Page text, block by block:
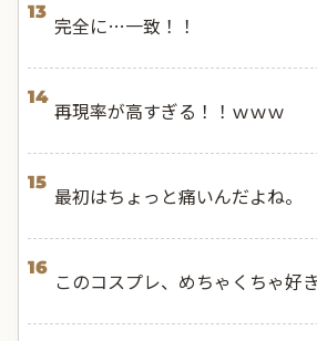
13
完全に…一致！！
14
再現率が高すぎる！！ｗｗｗ
15
最初はちょっと痛いんだよね。
16
このコスプレ、めちゃくちゃ好